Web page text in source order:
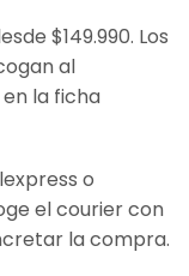
$149.990. Los
al
la ficha
o
el courier con
la compra.